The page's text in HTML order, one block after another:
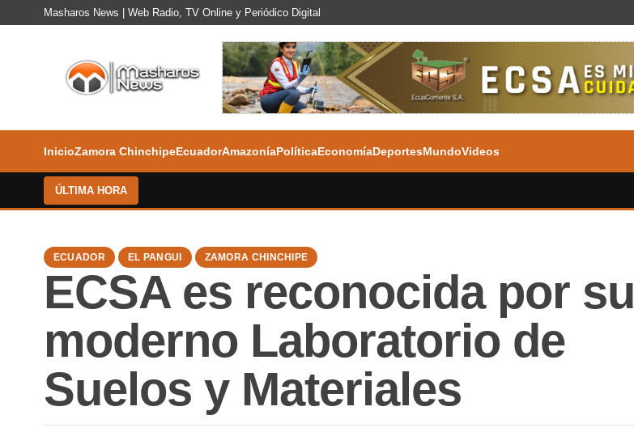
Masharos News | Web Radio, TV Online y Periódico Digital
InicioZamora ChinchipeEcuadorAmazoníaPolíticaEconomíaDeportesMundoVideos
ÚLTIMA HORA
ECUADOR EL PANGUI ZAMORA CHINCHIPE
ECSA es reconocida por su
moderno Laboratorio de
Suelos y Materiales